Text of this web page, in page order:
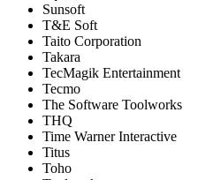
Sunsoft
T&E Soft
Taito Corporation
Takara
TecMagik Entertainment
Tecmo
The Software Toolworks
THQ
Time Warner Interactive
Titus
Toho